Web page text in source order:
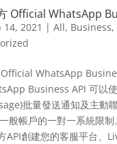
Official WhatsApp
14, 2021 | All, Business,
WhatsApp
Business API 可以
批量發送通知及主動
般帳戶的一對一系統限制
API創建您的客服平台、